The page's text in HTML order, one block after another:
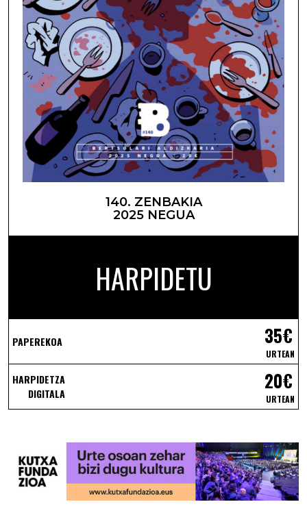
140. ZENBAKIA
2025 NEGUA
HARPIDETU
PAPEREKOA 35€
URTEAN
HARPIDETZA
DIGITALA
20€
URTEAN